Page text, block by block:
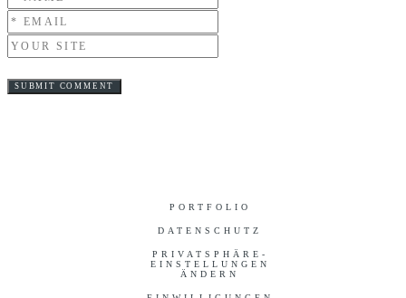
PORTFOLIO
DATENSCHUTZ
PRIVATSPHÄRE-
EINSTELLUNGEN
ÄNDERN